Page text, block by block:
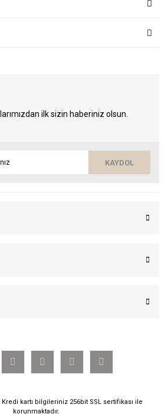
ilk sizin haberiniz olsun.
KAYDOL
Kredi kartı bilgileriniz 256bit SSL sertifikası ile
korunmaktadır.